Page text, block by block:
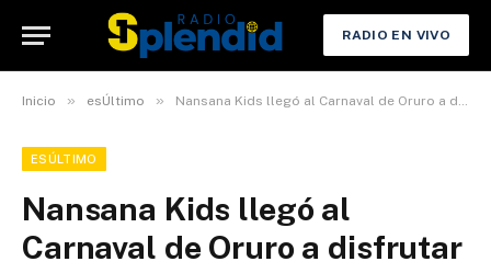
RADIO EN VIVO
Inicio » esÚltimo » Nansana Kids llegó al Carnaval de Oruro a disfrutar de las danzas bolivianas
ESÚLTIMO
Nansana Kids llegó al
Carnaval de Oruro a disfrutar